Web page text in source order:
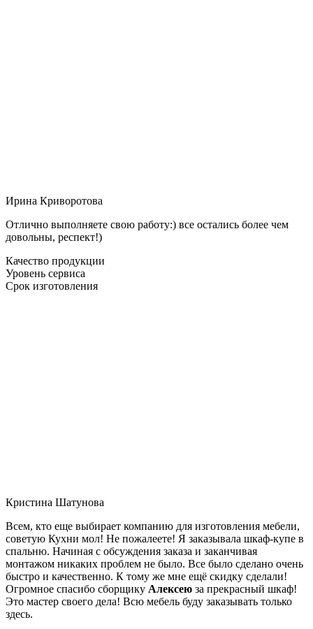
Ирина Криворотова
Отлично выполняете свою работу:) все остались более чем
довольны, респект!)
Качество продукции
Уровень сервиса
Срок изготовления
Кристина Шатунова
Всем, кто еще выбирает компанию для изготовления мебели,
советую Кухни мол! Не пожалеете! Я заказывала шкаф-купе в
спальню. Начиная с обсуждения заказа и заканчивая
монтажом никаких проблем не было. Все было сделано очень
быстро и качественно. К тому же мне ещё скидку сделали!
Огромное спасибо сборщику Алексею за прекрасный шкаф!
Это мастер своего дела! Всю мебель буду заказывать только
здесь.